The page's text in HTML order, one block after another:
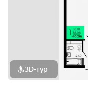
3D-тур